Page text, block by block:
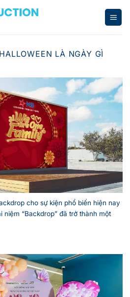
HALLOWEEN LÀ NGÀY GÌ
cho sự kiện phổ biến hiện nay
niệm “Backdrop” đã trở thành một